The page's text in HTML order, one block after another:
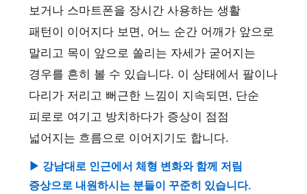
보거나 스마트폰을 장시간 사용하는 생활
패턴이 이어지다 보면, 어느 순간 어깨가 앞으로
말리고 목이 앞으로 쏠리는 자세가 굳어지는
경우를 흔히 볼 수 있습니다. 이 상태에서 팔이나
다리가 저리고 뻐근한 느낌이 지속되면, 단순
피로로 여기고 방치하다가 증상이 점점
넓어지는 흐름으로 이어지기도 합니다.
▶ 강남대로 인근에서 체형 변화와 함께 저림
증상으로 내원하시는 분들이 꾸준히 있습니다.